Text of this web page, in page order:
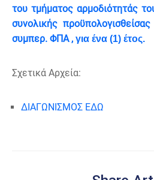
του τμήματος αρμοδιότητάς
συνολικής
συμπερ. ΦΠΑ , για ένα (1) έτος.
Σχετικά Αρχεία:
ΔΙΑΓΩΝΙΣΜΟΣ ΕΔΩ